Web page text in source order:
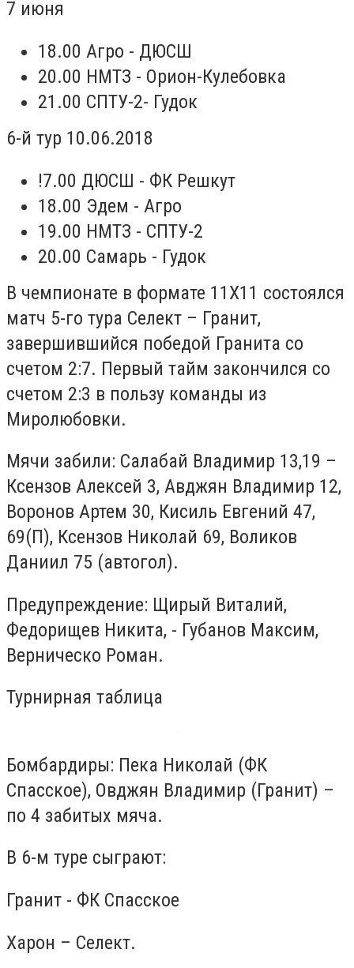
7 июня
18.00 Агро - ДЮСШ
20.00 НМТЗ - Орион-Кулебовка
21.00 СПТУ-2- Гудок
6-й тур 10.06.2018
!7.00 ДЮСШ - ФК Решкут
18.00 Эдем - Агро
19.00 НМТЗ - СПТУ-2
20.00 Самарь - Гудок
В чемпионате в формате 11Х11 состоялся
матч 5-го тура Селект – Гранит,
завершившийся победой Гранита со
счетом 2:7. Первый тайм закончился со
счетом 2:3 в пользу команды из
Миролюбовки.
Мячи забили: Салабай Владимир 13,19 –
Ксензов Алексей 3, Авджян Владимир 12,
Воронов Артем 30, Кисиль Евгений 47,
69(П), Ксензов Николай 69, Воликов
Даниил 75 (автогол).
Предупреждение: Щирый Виталий,
Федорищев Никита, - Губанов Максим,
Верническо Роман.
Турнирная таблица
Бомбардиры: Пека Николай (ФК
Спасское), Овджян Владимир (Гранит) –
по 4 забитых мяча.
В 6-м туре сыграют:
Гранит - ФК Спасское
Харон – Селект.